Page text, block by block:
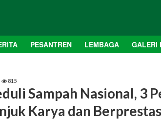
PESANTREN LEMBAGA GALERI
815
Sampah Nasional, 3
Karya dan